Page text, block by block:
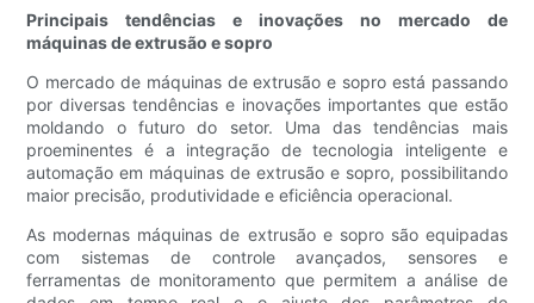
Principais tendências e inovações no mercado de
máquinas de extrusão e sopro
O mercado de máquinas de extrusão e sopro está passando
por diversas tendências e inovações importantes que estão
moldando o futuro do setor. Uma das tendências mais
proeminentes é a integração de tecnologia inteligente e
automação em máquinas de extrusão e sopro, possibilitando
maior precisão, produtividade e eficiência operacional.
As modernas máquinas de extrusão e sopro são equipadas
com sistemas de controle avançados, sensores e
ferramentas de monitoramento que permitem a análise de